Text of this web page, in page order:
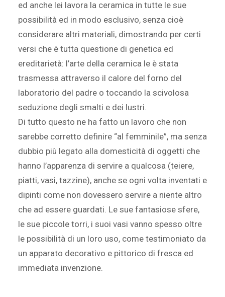
ed anche lei lavora la ceramica in tutte le sue
possibilità ed in modo esclusivo, senza cioè
considerare altri materiali, dimostrando per certi
versi che è tutta questione di genetica ed
ereditarietà: l’arte della ceramica le è stata
trasmessa attraverso il calore del forno del
laboratorio del padre o toccando la scivolosa
seduzione degli smalti e dei lustri.
Di tutto questo ne ha fatto un lavoro che non
sarebbe corretto definire “al femminile”, ma senza
dubbio più legato alla domesticità di oggetti che
hanno l’apparenza di servire a qualcosa (teiere,
piatti, vasi, tazzine), anche se ogni volta inventati e
dipinti come non dovessero servire a niente altro
che ad essere guardati. Le sue fantasiose sfere,
le sue piccole torri, i suoi vasi vanno spesso oltre
le possibilità di un loro uso, come testimoniato da
un apparato decorativo e pittorico di fresca ed
immediata invenzione.